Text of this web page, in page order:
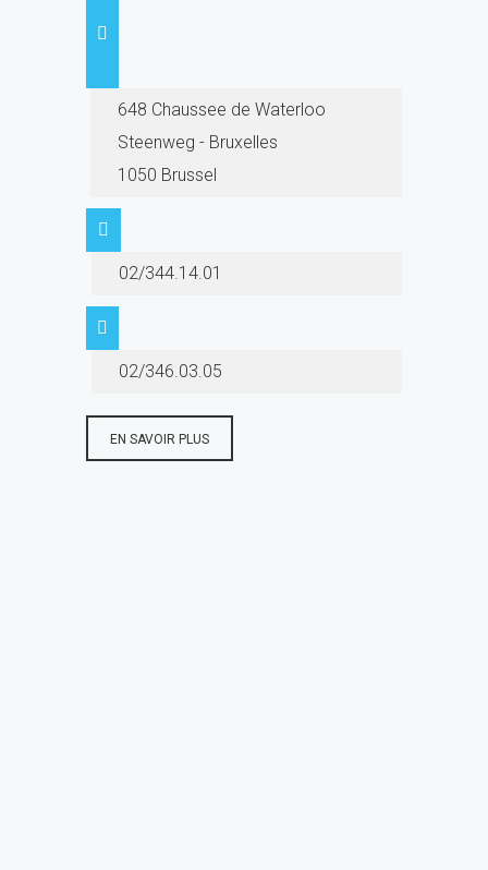
648 Chaussee de Waterloo
Steenweg - Bruxelles
1050 Brussel
02/344.14.01
02/346.03.05
EN SAVOIR PLUS